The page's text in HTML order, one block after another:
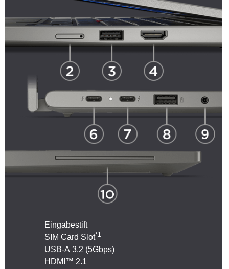
Eingabestift
SIM Card Slot*1
USB-A 3.2 (5Gbps)
HDMI™ 2.1